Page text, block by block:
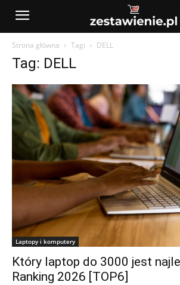
Strona główna Tagi DELL
Tag: DELL
Laptopy i komputery
Który laptop do 3000 jest
Ranking 2026 [TOP6]